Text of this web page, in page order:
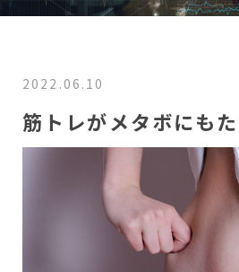
2022.06.10
筋トレがメタボにも